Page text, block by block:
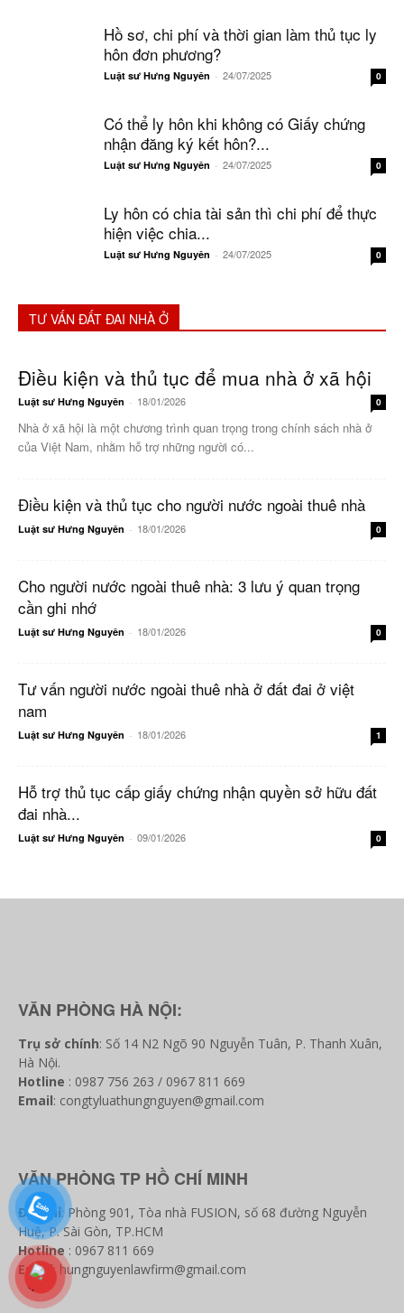
Hồ sơ, chi phí và thời gian làm thủ tục ly
hôn đơn phương?
Luật sư Hưng Nguyên - 24/07/2025 0
Có thể ly hôn khi không có Giấy chứng
nhận đăng ký kết hôn?...
Luật sư Hưng Nguyên - 24/07/2025 0
Ly hôn có chia tài sản thì chi phí để thực
hiện việc chia...
Luật sư Hưng Nguyên - 24/07/2025 0
TƯ VẤN ĐẤT ĐAI NHÀ Ở
Điều kiện và thủ tục để mua nhà ở xã hội
Luật sư Hưng Nguyên - 18/01/2026 0
Nhà ở xã hội là một chương trình quan trọng trong chính sách nhà ở
của Việt Nam, nhằm hỗ trợ những người có...
Điều kiện và thủ tục cho người nước ngoài thuê nhà
Luật sư Hưng Nguyên - 18/01/2026 0
Cho người nước ngoài thuê nhà: 3 lưu ý quan trọng
cần ghi nhớ
Luật sư Hưng Nguyên - 18/01/2026 0
Tư vấn người nước ngoài thuê nhà ở đất đai ở việt
nam
Luật sư Hưng Nguyên - 18/01/2026 1
Hỗ trợ thủ tục cấp giấy chứng nhận quyền sở hữu đất
đai nhà...
Luật sư Hưng Nguyên - 09/01/2026 0
VĂN PHÒNG HÀ NỘI:
Trụ sở chính: Số 14 N2 Ngõ 90 Nguyễn Tuân, P. Thanh Xuân,
Hà Nội.
Hotline : 0987 756 263 / 0967 811 669
Email: congtyluathungnguyen@gmail.com
VĂN PHÒNG TP HỒ CHÍ MINH
Địa chỉ: Phòng 901, Tòa nhà FUSION, số 68 đường Nguyễn
Huệ, P. Sài Gòn, TP.HCM
Hotline : 0967 811 669
Email: hungnguyenlawfirm@gmail.com